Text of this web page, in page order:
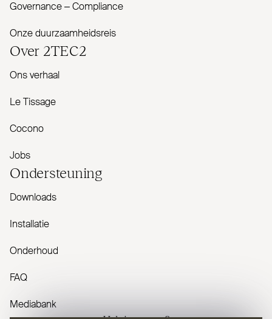
Governance – Com­pliance
Onze duurzaamheidsreis
Over 2TEC2
Ons verhaal
Le Tissage
Cocono
Jobs
Onder­steuning
Downloads
Installatie
Onderhoud
FAQ
Mediabank